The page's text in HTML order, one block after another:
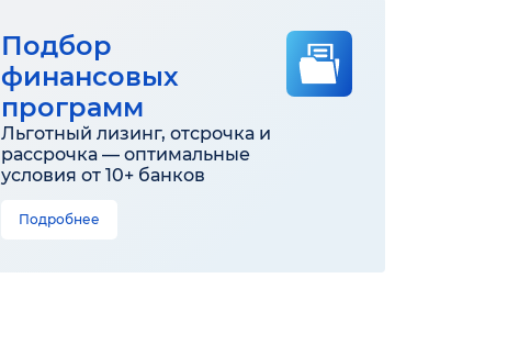
Подбор
финансовых
программ
Льготный лизинг, отсрочка и
рассрочка — оптимальные
условия от 10+ банков
Подробнее